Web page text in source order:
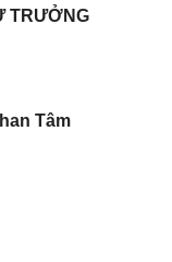
TRƯỞNG
Tâm